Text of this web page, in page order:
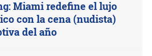
Miami redefine el lujo
con la cena (nudista)
del año